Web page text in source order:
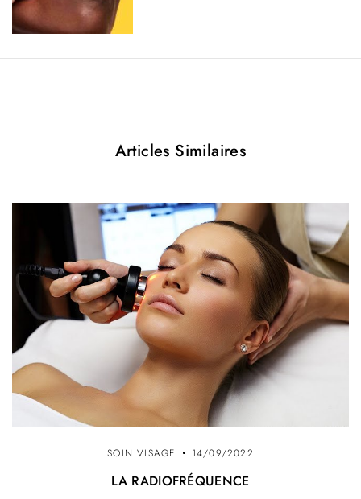
Articles Similaires
SOIN VISAGE 14/09/2022
LA RADIOFRÉQUENCE